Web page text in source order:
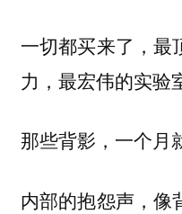
一切都买来了，最
力，最宏伟的实验
那些背影，一个月
内部的抱怨声，像